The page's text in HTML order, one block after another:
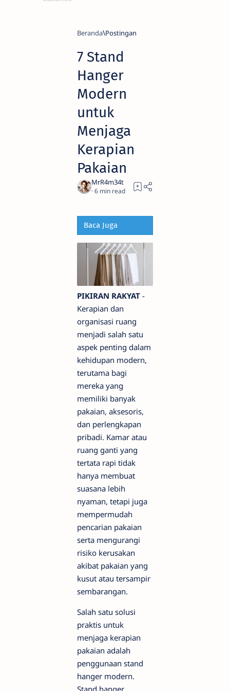
Beranda
7 Stand
Hanger
Modern
untuk
Menjaga
Kerapian
Pakaian
6
Baca Juga
PIKIRAN RAKYAT -
Kerapian dan
organisasi ruang
menjadi salah satu
aspek penting dalam
kehidupan modern,
terutama bagi
mereka yang
memiliki banyak
pakaian, aksesoris,
dan perlengkapan
pribadi. Kamar atau
ruang ganti yang
tertata rapi tidak
hanya membuat
suasana lebih
nyaman, tetapi juga
mempermudah
pencarian pakaian
serta mengurangi
risiko kerusakan
akibat pakaian yang
kusut atau tersampir
sembarangan.
Salah satu solusi
praktis untuk
menjaga kerapian
pakaian adalah
penggunaan stand
hanger modern.
Stand hanger